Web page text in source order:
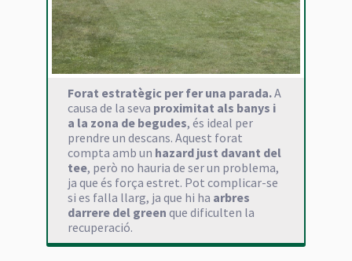
Forat estratègic per fer una parada.A
causa de la seva proximitat als banys i
a la zona de begudes, és ideal per
prendre un descans. Aquest forat
compta amb un hazard just davant del
tee, però no hauria de ser un problema,
ja que és força estret. Pot complicar-se
si es falla llarg, ja que hi ha arbres
darrere del green que dificulten la
recuperació.